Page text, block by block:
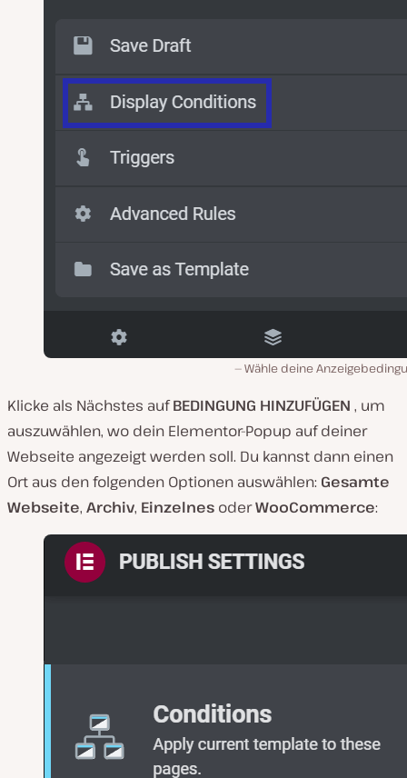
Wähle deine
Klicke als Nächstes aufBEDINGUNG HINZUFÜGEN , um
auszuwählen, wo dein Elementor-Popup auf deiner
Webseite angezeigt werden soll. Du kannst dann einen
Ort aus den folgenden Optionen auswählen: Gesamte
Webseite, Archiv, Einzelnes oderWooCommerce: